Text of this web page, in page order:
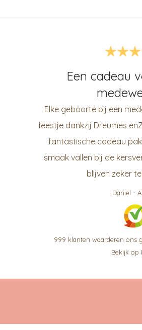
Een cadeau
Elke geboorte bij een
feestje dankzij Dreumes
fantastische cadeau
smaak vallen bij de
blijven zeker
Daniel -
999 klanten waarderen ons
Bekijk op